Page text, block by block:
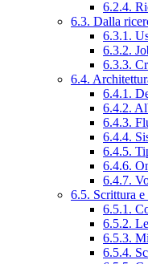
6.2.4.
6.3. Dalla
6.3.1.
6.3.2.
6.3.3.
6.4.
6.4.1.
6.4.2.
6.4.3.
6.4.4.
6.4.5.
6.4.6.
6.4.7.
6.5. Scrittura
6.5.1.
6.5.2.
6.5.3.
6.5.4.